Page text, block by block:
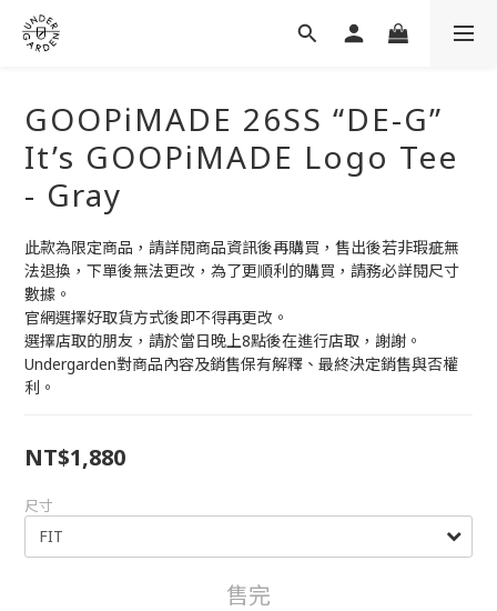
GOOPiMADE 26SS “DE-G”
It’s GOOPiMADE Logo Tee
- Gray
此款為限定商品，請詳閱商品資訊後再購買，售出後若非瑕疵無
法退換，下單後無法更改，為了更順利的購買，請務必詳閱尺寸
數據。
官網選擇好取貨方式後即不得再更改。
選擇店取的朋友，請於當日晚上8點後在進行店取，謝謝。
Undergarden對商品內容及銷售保有解釋、最終決定銷售與否權
利。
NT$1,880
尺寸
售完